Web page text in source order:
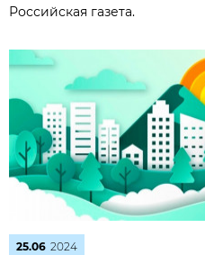
Российская газета.
25.06 2024